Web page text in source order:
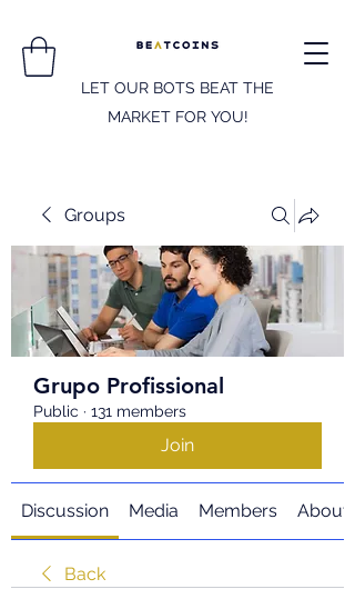
LET OUR BOTS BEAT THE
MARKET FOR YOU!
Groups
Grupo Profissional
Public · 131 members
Join
Discussion Media Members About
Back